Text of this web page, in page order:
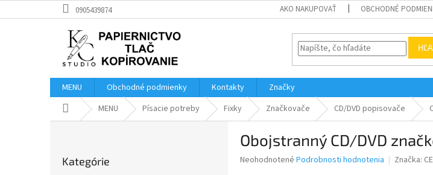
na
0905439874 AKO NAKUPOVAŤ OBCHODNÉ
MENU Obchodné podmienky Kontakty
Značky
DomovMENU Písacie potreby Fixky Značkovače CD/DVD popisovače
kategórie
Kategórie
Obojstranný CD/DVD
Priemerné
Neohodnotené Podrobnosti hodnotenia Značka: